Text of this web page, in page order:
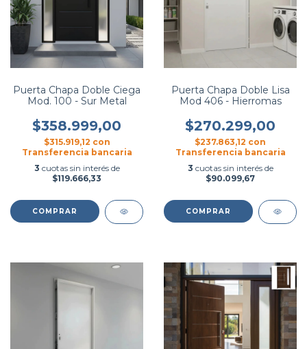
Puerta Chapa Doble Ciega
Mod. 100 - Sur Metal
$358.999,00
$315.919,12 con
Transferencia bancaria
3 cuotas sin interés de
$119.666,33
COMPRAR
Puerta Chapa Doble Lisa
Mod 406 - Hierromas
$270.299,00
$237.863,12 con
Transferencia bancaria
3 cuotas sin interés de
$90.099,67
COMPRAR